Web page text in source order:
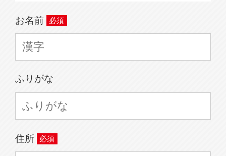
お名前
ふりがな
住所